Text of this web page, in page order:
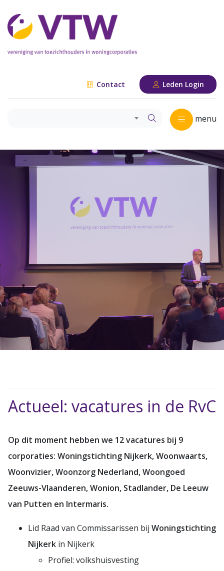
Contact Leden Login
menu
Actueel: vacatures in de RvC
Op dit moment hebben we 12 vacatures bij 9
corporaties: Woningstichting Nijkerk, Woonwaarts,
Woonvizier, Woonzorg Nederland, Woongoed
Zeeuws-Vlaanderen, Wonion, Stadlander, De Leeuw
van Putten en Intermaris.
Lid Raad van Commissarissen bij Woningstichting
Nijkerk in Nijkerk
Profiel: volkshuisvesting